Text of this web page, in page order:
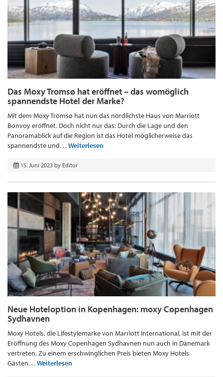
Das Moxy Tromsø hat eröffnet – das womöglich
spannendste Hotel der Marke?
Mit dem Moxy Tromsø hat nun das nördlichste Haus von Marriott
Bonvoy eröffnet. Doch nicht nur das: Durch die Lage und den
Panoramablick auf die Region ist das Hotel möglicherweise das
spannendste und… Weiterlesen
15. Juni 2023 by Editor
Neue Hoteloption in Kopenhagen: moxy Copenhagen
Sydhavnen
Moxy Hotels, die Lifestylemarke von Marriott International, ist mit der
Eröffnung des Moxy Copenhagen Sydhavnen nun auch in Dänemark
vertreten. Zu einem erschwinglichen Preis bieten Moxy Hotels
Gästen… Weiterlesen